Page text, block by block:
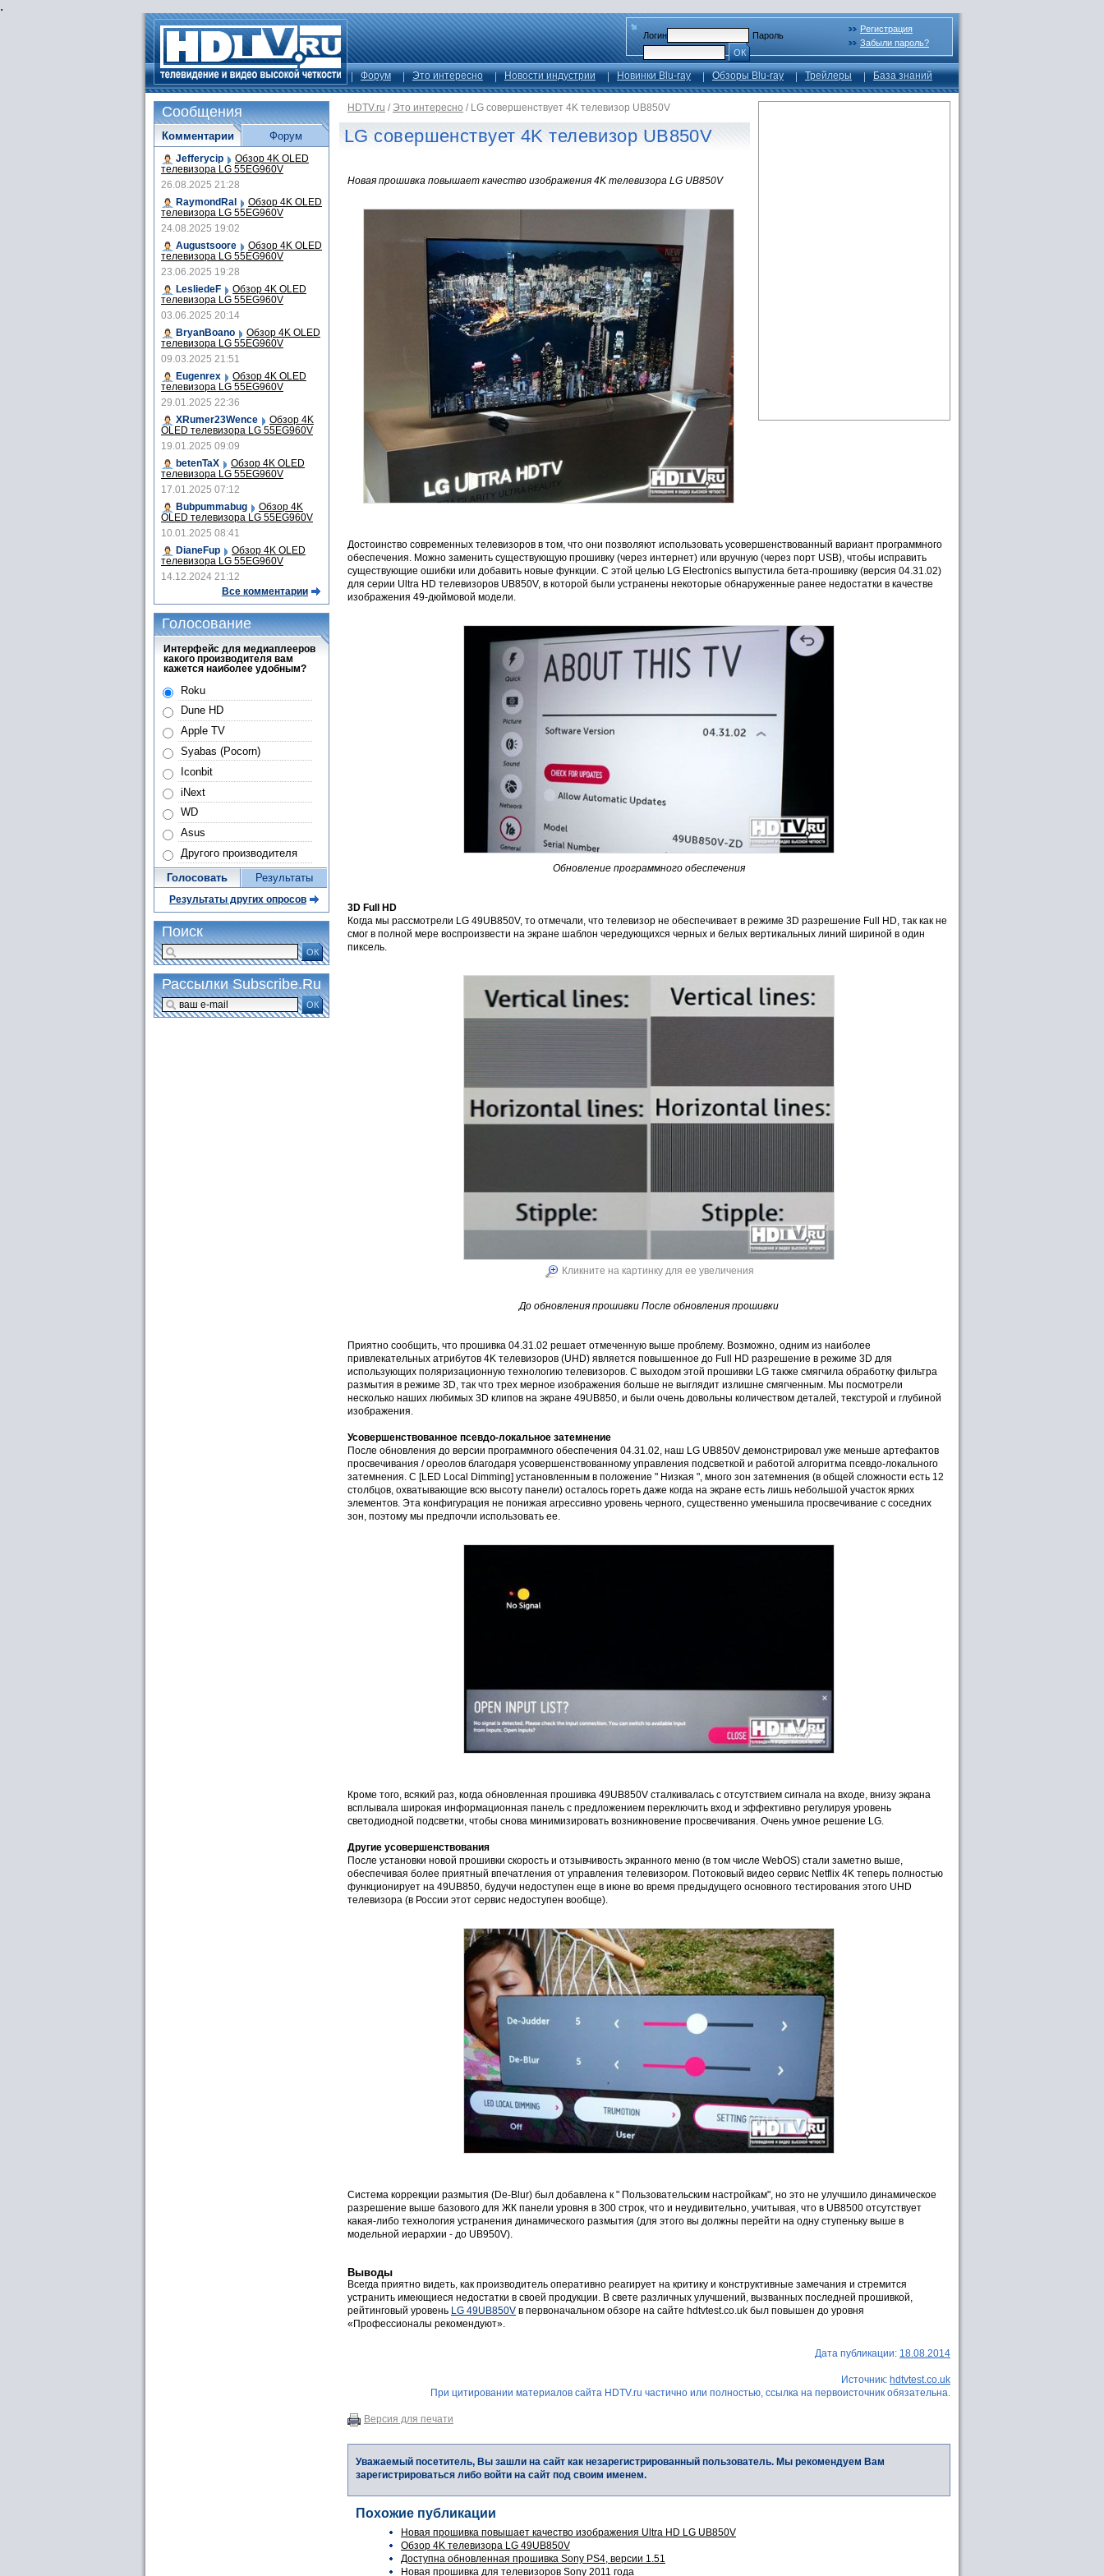
.
Логин
Пароль
ОК
Регистрация
Забыли пароль?
Форум Это интересно Новости индустрии Новинки Blu-ray Обзоры Blu-ray Трейлеры База знаний
HDTV.ru / Это интересно / LG совершенствует 4K телевизор UB850V
LG совершенствует 4K телевизор UB850V
Новая прошивка повышает качество изображения 4K телевизора LG UB850V
Достоинство современных телевизоров в том, что они позволяют использовать усовершенствованный вариант программного
обеспечения. Можно заменить существующую прошивку (через интернет) или вручную (через порт USB), чтобы исправить
существующие ошибки или добавить новые функции. С этой целью LG Electronics выпустила бета-прошивку (версия 04.31.02)
для серии Ultra HD телевизоров UB850V, в которой были устранены некоторые обнаруженные ранее недостатки в качестве
изображения 49-дюймовой модели.
Обновление программного обеспечения
3D Full HD
Когда мы рассмотрели LG 49UB850V, то отмечали, что телевизор не обеспечивает в режиме 3D разрешение Full HD, так как не
смог в полной мере воспроизвести на экране шаблон чередующихся черных и белых вертикальных линий шириной в один
пиксель.
Кликните на картинку для ее увеличения
До обновления прошивки После обновления прошивки
Приятно сообщить, что прошивка 04.31.02 решает отмеченную выше проблему. Возможно, одним из наиболее
привлекательных атрибутов 4K телевизоров (UHD) является повышенное до Full HD разрешение в режиме 3D для
использующих поляризационную технологию телевизоров. С выходом этой прошивки LG также смягчила обработку фильтра
размытия в режиме 3D, так что трех мерное изображения больше не выглядит излишне смягченным. Мы посмотрели
несколько наших любимых 3D клипов на экране 49UB850, и были очень довольны количеством деталей, текстурой и глубиной
изображения.
Усовершенствованное псевдо-локальное затемнение
После обновления до версии программного обеспечения 04.31.02, наш LG UB850V демонстрировал уже меньше артефактов
просвечивания / ореолов благодаря усовершенствованному управления подсветкой и работой алгоритма псевдо-локального
затемнения. С [LED Local Dimming] установленным в положение " Низкая ", много зон затемнения (в общей сложности есть 12
столбцов, охватывающие всю высоту панели) осталось гореть даже когда на экране есть лишь небольшой участок ярких
элементов. Эта конфигурация не понижая агрессивно уровень черного, существенно уменьшила просвечивание с соседних
зон, поэтому мы предпочли использовать ее.
Кроме того, всякий раз, когда обновленная прошивка 49UB850V сталкивалась с отсутствием сигнала на входе, внизу экрана
всплывала широкая информационная панель с предложением переключить вход и эффективно регулируя уровень
светодиодной подсветки, чтобы снова минимизировать возникновение просвечивания. Очень умное решение LG.
Другие усовершенствования
После установки новой прошивки скорость и отзывчивость экранного меню (в том числе WebOS) стали заметно выше,
обеспечивая более приятный впечатления от управления телевизором. Потоковый видео сервис Netflix 4K теперь полностью
функционирует на 49UB850, будучи недоступен еще в июне во время предыдущего основного тестирования этого UHD
телевизора (в России этот сервис недоступен вообще).
Система коррекции размытия (De-Blur) был добавлена к " Пользовательским настройкам", но это не улучшило динамическое
разрешение выше базового для ЖК панели уровня в 300 строк, что и неудивительно, учитывая, что в UB8500 отсутствует
какая-либо технология устранения динамического размытия (для этого вы должны перейти на одну ступеньку выше в
модельной иерархии - до UB950V).
Выводы
Всегда приятно видеть, как производитель оперативно реагирует на критику и конструктивные замечания и стремится
устранить имеющиеся недостатки в своей продукции. В свете различных улучшений, вызванных последней прошивкой,
рейтинговый уровень LG 49UB850V в первоначальном обзоре на сайте hdtvtest.co.uk был повышен до уровня
«Профессионалы рекомендуют».
Дата публикации: 18.08.2014
Источник: hdtvtest.co.uk
При цитировании материалов сайта HDTV.ru частично или полностью, ссылка на первоисточник обязательна.
Версия для печати
Уважаемый посетитель, Вы зашли на сайт как незарегистрированный пользователь. Мы рекомендуем Вам
зарегистрироваться либо войти на сайт под своим именем.
Похожие публикации
Новая прошивка повышает качество изображения Ultra HD LG UB850V
Обзор 4K телевизора LG 49UB850V
Доступна обновленная прошивка Sony PS4, версии 1.51
Новая прошивка для телевизоров Sony 2011 года
Сообщения
Комментарии
Jefferycip Обзор 4K OLED
телевизора LG 55EG960V
26.08.2025 21:28
RaymondRal
Обзор 4K OLED
телевизора LG 55EG960V
24.08.2025 19:02
Augustsoore
Обзор 4K OLED
телевизора LG 55EG960V
23.06.2025 19:28
LesliedeF
Обзор 4K OLED
телевизора LG 55EG960V
03.06.2025 20:14
BryanBoano
Обзор 4K OLED
телевизора LG 55EG960V
09.03.2025 21:51
Eugenrex
Обзор 4K OLED
телевизора LG 55EG960V
29.01.2025 22:36
XRumer23Wence
Обзор 4K
OLED телевизора LG 55EG960V
19.01.2025 09:09
betenTaX
Обзор 4K OLED
телевизора LG 55EG960V
17.01.2025 07:12
Bubpummabug
Обзор 4K
OLED телевизора LG 55EG960V
10.01.2025 08:41
DianeFup
Обзор 4K OLED
телевизора LG 55EG960V
14.12.2024 21:12
Все комментарии
Форум
Голосование
Интерфейс для медиаплееров
какого производителя вам
кажется наиболее удобным?
Roku
Dune HD
Apple TV
Syabas (Pocorn)
Iconbit
iNext
WD
Asus
Другого производителя
Голосовать Результаты
Результаты других опросов
Поиск
ОК
Рассылки Subscribe.Ru
ОК